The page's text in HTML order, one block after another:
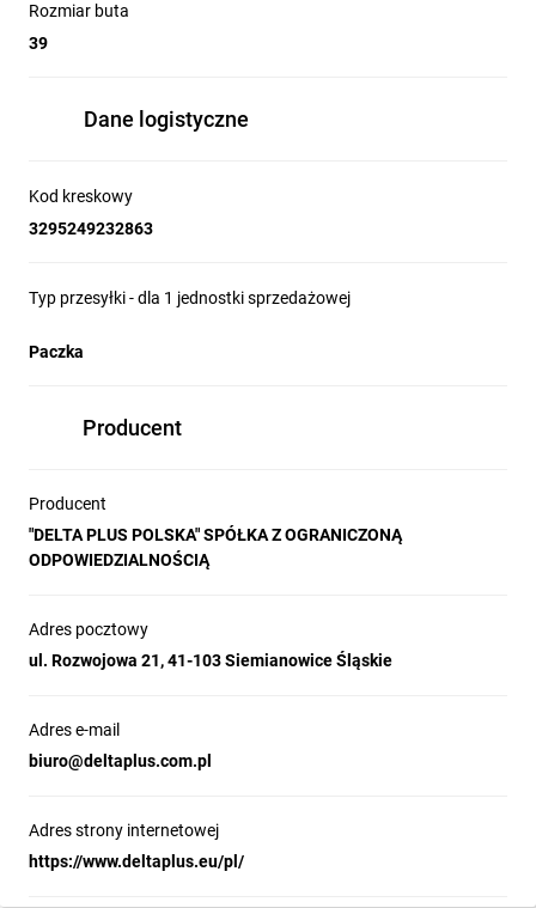
Rozmiar buta
39
Dane logistyczne
Kod kreskowy
3295249232863
Typ przesyłki - dla 1 jednostki sprzedażowej
Paczka
Producent
Producent
"DELTA PLUS POLSKA" SPÓŁKA Z OGRANICZONĄ
ODPOWIEDZIALNOŚCIĄ
Adres pocztowy
ul. Rozwojowa 21, 41-103 Siemianowice Śląskie
Adres e-mail
biuro@deltaplus.com.pl
Adres strony internetowej
https://www.deltaplus.eu/pl/